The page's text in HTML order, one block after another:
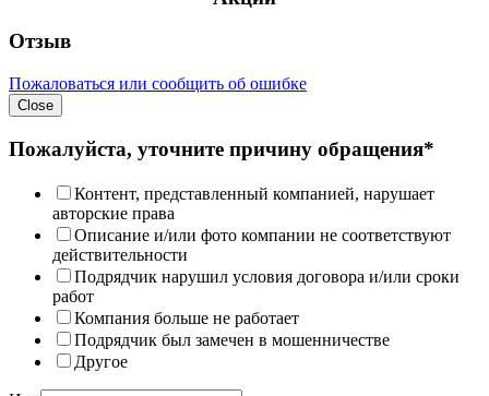
Отзыв
Пожаловаться или сообщить об ошибке
Close
Пожалуйста, уточните причину обращения*
Контент, представленный компанией, нарушает
авторские права
Описание и/или фото компании не соответствуют
действительности
Подрядчик нарушил условия договора и/или сроки
работ
Компания больше не работает
Подрядчик был замечен в мошенничестве
Другое